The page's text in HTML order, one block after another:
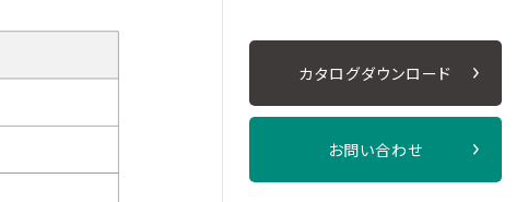
カタログダウンロード
お問い合わせ